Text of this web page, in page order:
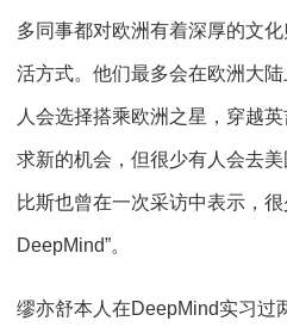
多同事都对欧洲有着深厚的文
活方式。他们最多会在欧洲大
人会选择搭乘欧洲之星，穿越
求新的机会，但很少有人会去
比斯也曾在一次采访中表示，
DeepMind”。
缪亦舒本人在DeepMind实习过